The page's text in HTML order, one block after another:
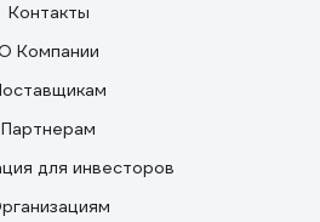
Контакты
Компании
Партнерам
для инвесторов